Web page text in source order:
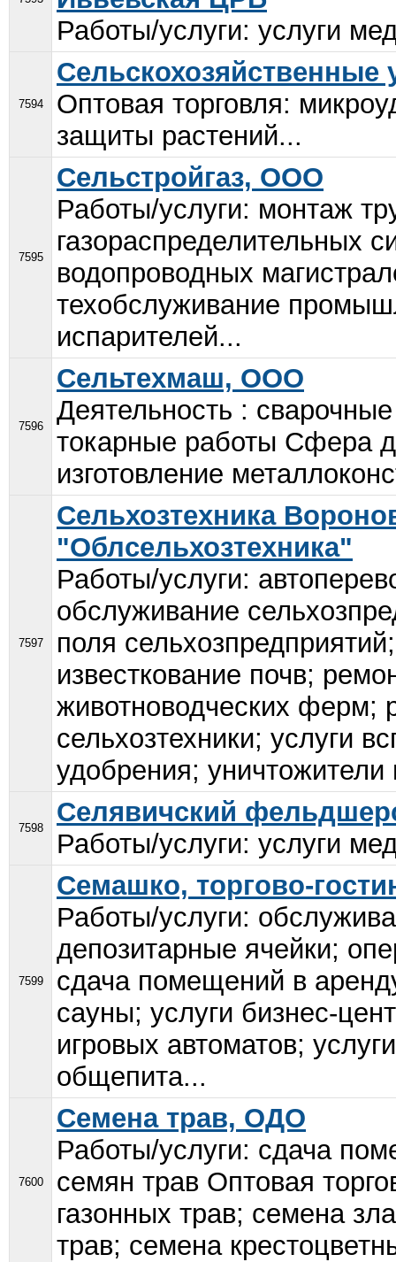
Работы/услуги: услуги
7594
Оптовая торговля:
защиты растений...
7595
Сельстройгаз, ООО
Работы/услуги: монтаж
газораспределительных
водопроводных
техобслуживание
испарителей...
7596
Сельтехмаш, ООО
Деятельность :
токарные работы Сфера
изготовление
7597
Сельхозтехника
"Облсельхозтехника"
Работы/услуги:
обслуживание
поля
известкование почв;
животноводческих ферм;
сельхозтехники; услуги
удобрения; уничтожители
7598
Селявичский
Работы/услуги: услуги
7599
Семашко, торгово-
Работы/услуги:
депозитарные ячейки;
сдача помещений в
сауны; услуги бизнес-
игровых автоматов;
общепита...
7600
Семена трав, ОДО
Работы/услуги: сдача
семян трав Оптовая
газонных трав; семена
трав; семена